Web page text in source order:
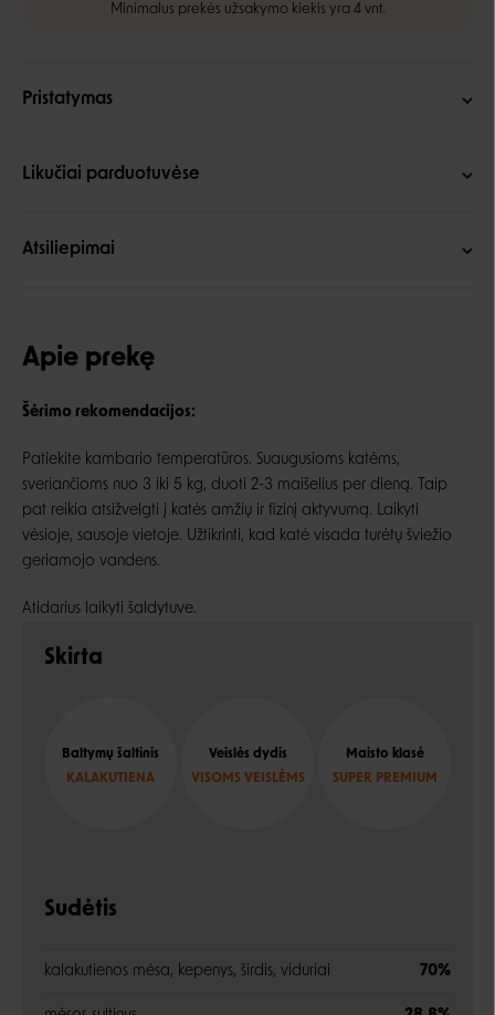
Minimalus prekės užsakymo kiekis yra 4 vnt.
Pristatymas
Likučiai parduotuvėse
Atsiliepimai
Apie prekę
Šėrimo rekomendacijos:
Patiekite kambario temperatūros. Suaugusioms katėms,
sveriančioms nuo 3 iki 5 kg, duoti 2-3 maišelius per dieną. Taip
pat reikia atsižvelgti į katės amžių ir fizinį aktyvumą. Laikyti
vėsioje, sausoje vietoje. Užtikrinti, kad katė visada turėtų šviežio
geriamojo vandens.
Atidarius laikyti šaldytuve.
Skirta
Baltymų šaltinis
KALAKUTIENA
Veislės dydis
VISOMS VEISLĖMS
Maisto klasė
SUPER PREMIUM
Sudėtis
kalakutienos mėsa, kepenys, širdis, viduriai 70%